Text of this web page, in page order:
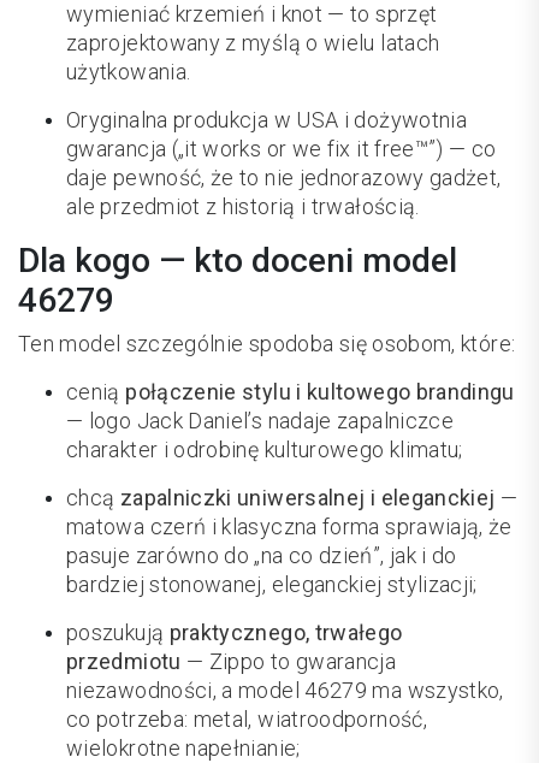
wymieniać krzemień i knot — to sprzęt
zaprojektowany z myślą o wielu latach
użytkowania.
Oryginalna produkcja w USA i dożywotnia
gwarancja („it works or we fix it free™”) — co
daje pewność, że to nie jednorazowy gadżet,
ale przedmiot z historią i trwałością.
Dla kogo — kto doceni model
46279
Ten model szczególnie spodoba się osobom, które:
cenią połączenie stylu i kultowego brandingu
— logo Jack Daniel’s nadaje zapalniczce
charakter i odrobinę kulturowego klimatu;
chcą zapalniczki uniwersalnej i eleganckiej —
matowa czerń i klasyczna forma sprawiają, że
pasuje zarówno do „na co dzień”, jak i do
bardziej stonowanej, eleganckiej stylizacji;
poszukują praktycznego, trwałego
przedmiotu — Zippo to gwarancja
niezawodności, a model 46279 ma wszystko,
co potrzeba: metal, wiatroodporność,
wielokrotne napełnianie;